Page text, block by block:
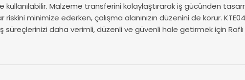
Malzeme transferini kolaylaştırarak iş gücünden
minimize ederken, çalışma alanınızın düzenini de korur.
daha verimli, düzenli ve güvenli hale getirmek için